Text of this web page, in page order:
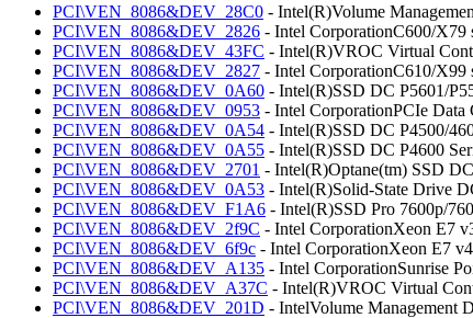
PCI\VEN_8086&DEV_28C0 - Intel(R)Volume
PCI\VEN_8086&DEV_2826 - Intel CorporationC600/X79
PCI\VEN_8086&DEV_43FC - Intel(R)VROC Virtual
PCI\VEN_8086&DEV_2827 - Intel CorporationC610/X99
PCI\VEN_8086&DEV_0A60 - Intel(R)SSD DC P5601/
PCI\VEN_8086&DEV_0953 - Intel CorporationPCIe Data
PCI\VEN_8086&DEV_0A54 - Intel(R)SSD DC P4500/
PCI\VEN_8086&DEV_0A55 - Intel(R)SSD DC P4600
PCI\VEN_8086&DEV_2701 - Intel(R)Optane(tm) SSD
PCI\VEN_8086&DEV_0A53 - Intel(R)Solid-State Drive
PCI\VEN_8086&DEV_F1A6 - Intel(R)SSD Pro 7600p/
PCI\VEN_8086&DEV_2f9C - Intel CorporationXeon E7
PCI\VEN_8086&DEV_6f9c - Intel CorporationXeon E7
PCI\VEN_8086&DEV_A135 - Intel CorporationSunrise
PCI\VEN_8086&DEV_A37C - Intel(R)VROC Virtual
PCI\VEN_8086&DEV_201D - IntelVolume Management